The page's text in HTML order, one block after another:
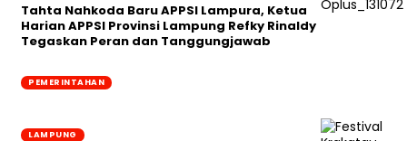
Tahta Nahkoda Baru APPSI Lampura, Ketua
Harian APPSI Provinsi Lampung Refky Rinaldy
Tegaskan Peran dan Tanggungjawab
PEMERINTAHAN
LAMPUNG